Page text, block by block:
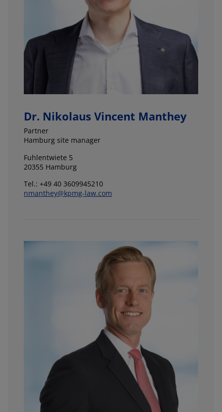
Dr. Nikolaus Vincent Manthey
Partner
Hamburg site manager
Fuhlentwiete 5
20355 Hamburg
Tel.: +49 40 3609945210
nmanthey@kpmg-law.com